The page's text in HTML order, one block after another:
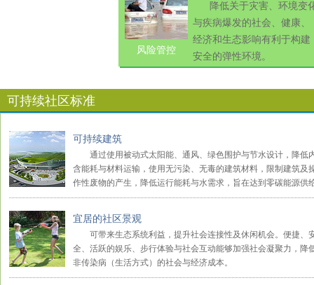
风险管控
降低关于灾害、环境变
与疾病爆发的社会、健康、
经济和生态影响有利于构建
安全的弹性环境。
可持续社区标准